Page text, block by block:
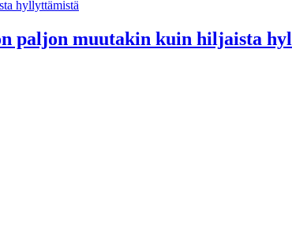
paljon muutakin kuin hiljaista